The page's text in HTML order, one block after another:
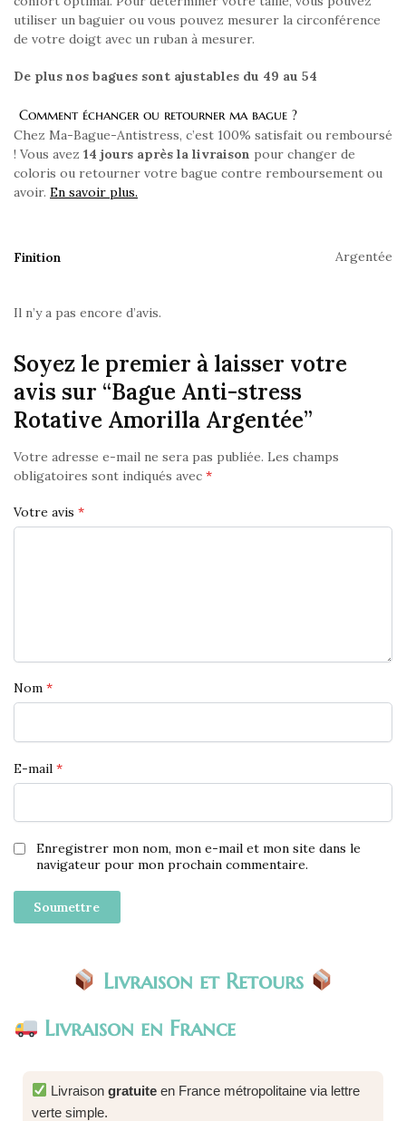
utiliser un baguier ou vous pouvez mesurer la circonférence
de votre doigt avec un ruban à mesurer.
De plus nos bagues sont ajustables du 49 au 54
Comment échanger ou retourner ma bague ?
Chez Ma-Bague-Antistress, c’est 100% satisfait ou remboursé
! Vous avez 14 jours après la livraison pour changer de
coloris ou retourner votre bague contre remboursement ou
avoir. En savoir plus.
Finition Argentée
Il n’y a pas encore d’avis.
Soyez le premier à laisser votre
avis sur “Bague Anti-stress
Rotative Amorilla Argentée”
Votre adresse e-mail ne sera pas publiée. Les champs
obligatoires sont indiqués avec *
Votre avis *
Nom *
E-mail *
Enregistrer mon nom, mon e-mail et mon site dans le
navigateur pour mon prochain commentaire.
Livraison et Retours
Livraison en France
Livraisongratuite en France métropolitaine via lettre
verte simple.